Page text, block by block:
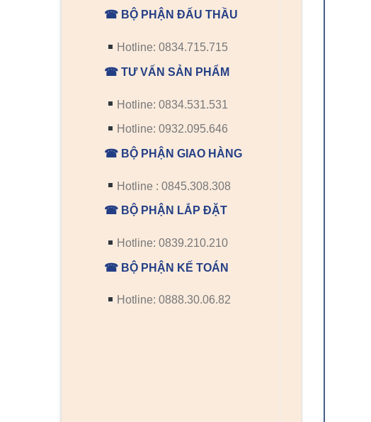
☎ BỘ PHẬN ĐẤU THẦU
Hotline: 0834.715.715
☎ TƯ VẤN SẢN PHẨM
Hotline: 0834.531.531
Hotline: 0932.095.646
☎ BỘ PHẬN GIAO HÀNG
Hotline : 0845.308.308
☎ BỘ PHẬN LẮP ĐẶT
Hotline: 0839.210.210
☎ BỘ PHẬN KẾ TOÁN
Hotline: 0888.30.06.82